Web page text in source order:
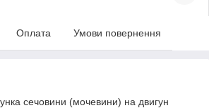
Оплата Умови повернення
сечовини (мочевини) на двигун